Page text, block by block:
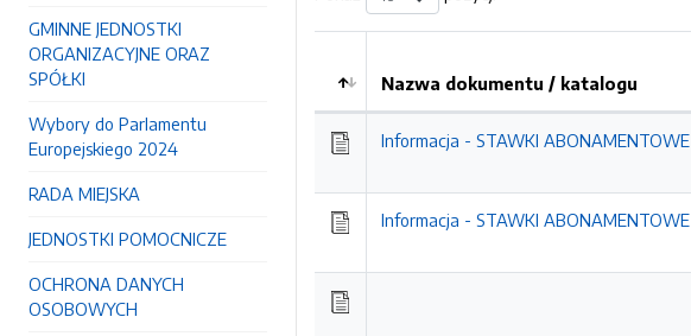
GMINNE JEDNOSTKI
ORGANIZACYJNE ORAZ
SPÓŁKI
Wybory do Parlamentu
Europejskiego 2024
RADA MIEJSKA
JEDNOSTKI POMOCNICZE
OCHRONA DANYCH
OSOBOWYCH
Nazwa dokumentu / katalogu
Informacja - STAWKI ABONAMENTOWE
Informacja - STAWKI ABONAMENTOWE